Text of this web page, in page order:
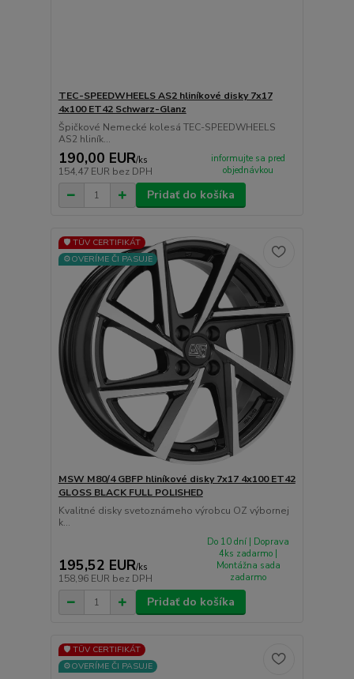
TEC-SPEEDWHEELS AS2 hliníkové disky 7x17
4x100 ET42 Schwarz-Glanz
Špičkové Nemecké kolesá TEC-SPEEDWHEELS
AS2 hliník...
190,00 EUR/ks
154,47 EUR bez DPH
informujte sa pred
objednávkou
Pridať do košíka
🛡️ TÜV CERTIFIKÁT
⚙️OVERÍME ČI PASUJE
MSW M80/4 GBFP hliníkové disky 7x17 4x100 ET42
GLOSS BLACK FULL POLISHED
Kvalitné disky svetoznámeho výrobcu OZ výbornej
k...
195,52 EUR/ks
158,96 EUR bez DPH
Do 10 dní | Doprava
4ks zadarmo |
Montážna sada
zadarmo
Pridať do košíka
🛡️ TÜV CERTIFIKÁT
⚙️OVERÍME ČI PASUJE